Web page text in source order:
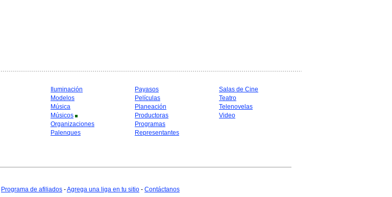
Iluminación
Modelos
Música
Músicos
Organizaciones
Palenques
Payasos
Películas
Planeación
Productoras
Programas
Representantes
Salas de Cine
Teatro
Telenovelas
Video
Programa de afiliados -Agrega una liga en tu sitio - Contáctanos